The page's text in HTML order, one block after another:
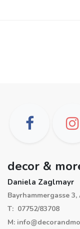
decor &
Daniela Zaglmayr
Bayrhammergasse
T: 07752/83708
M: